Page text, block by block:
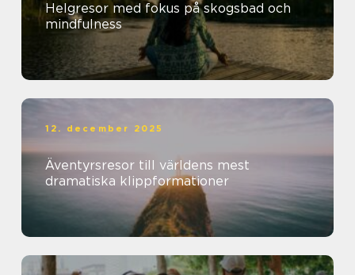
Helgresor med fokus på skogsbad och
mindfulness
12. december 2025
Äventyrsresor till världens mest
dramatiska klippformationer